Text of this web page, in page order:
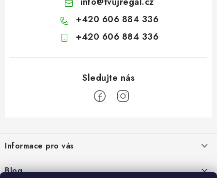
+420 606 884 336
+420 606 884 336
p
a
Informace pro vás
Kontakty
Blog